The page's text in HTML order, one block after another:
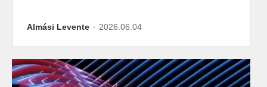
Almási Levente 2026.06.04